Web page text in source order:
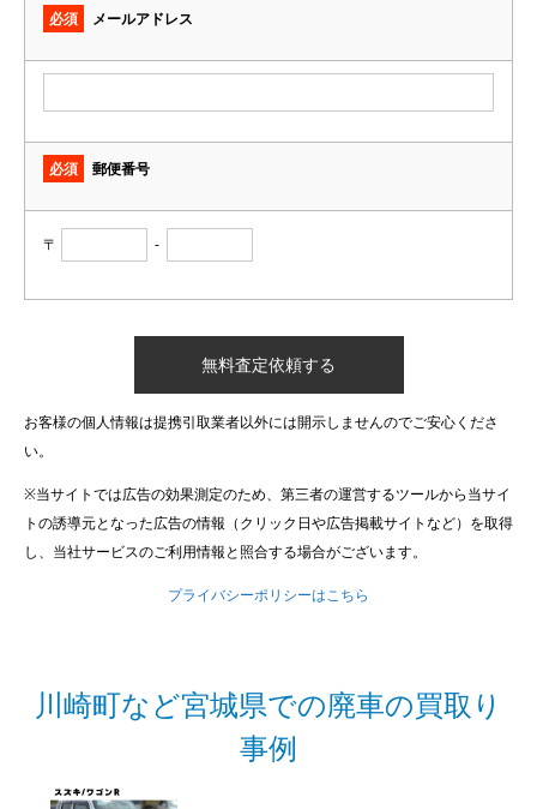
必須 メールアドレス
必須 郵便番号
〒 -
お客様の個人情報は提携引取業者以外には開示しませんのでご安心くださ
い。
※当サイトでは広告の効果測定のため、第三者の運営するツールから当サイ
トの誘導元となった広告の情報（クリック日や広告掲載サイトなど）を取得
し、当社サービスのご利用情報と照合する場合がございます。
プライバシーポリシーはこちら
川崎町など宮城県での廃車の買取り
事例